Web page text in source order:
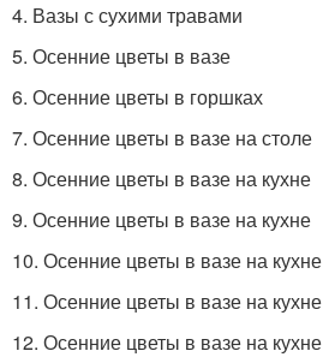
4. Вазы с сухими травами
5. Осенние цветы в вазе
6. Осенние цветы в горшках
7. Осенние цветы в вазе на столе
8. Осенние цветы в вазе на кухне
9. Осенние цветы в вазе на кухне
10. Осенние цветы в вазе на кухне
11. Осенние цветы в вазе на кухне
12. Осенние цветы в вазе на кухне